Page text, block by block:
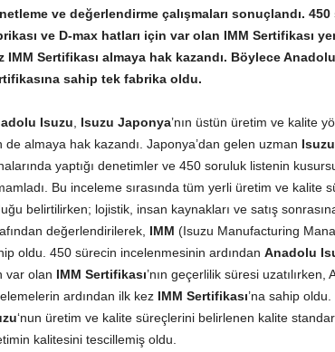
ve değerlendirme çalışmaları sonuçlandı.
ve D-max hatları için var olan IMM Sertifikası
IMM Sertifikası almaya hak kazandı. Böylece
sahip tek fabrika oldu.
Isuzu Isuzu Japonya’nın üstün üretim ve kalite
de almaya hak kazandı. Japonya’dan gelen uzman Isuzu
yaptığı denetimler ve 450 soruluk listenin
Bu inceleme sırasında tüm yerli üretim ve kalite
belirtilirken; lojistik, insan kaynakları ve satış
değerlendirilerek, IMM (Isuzu Manufacturing
oldu. 450 sürecin incelenmesinin ardından Anadolu
var olan IMM Sertifikası’nın geçerlilik süresi
ardından ilk kez IMM Sertifikası’na sahip
‘nun üretim ve kalite süreçlerini belirlenen kalite
kalitesini tescillemiş oldu.